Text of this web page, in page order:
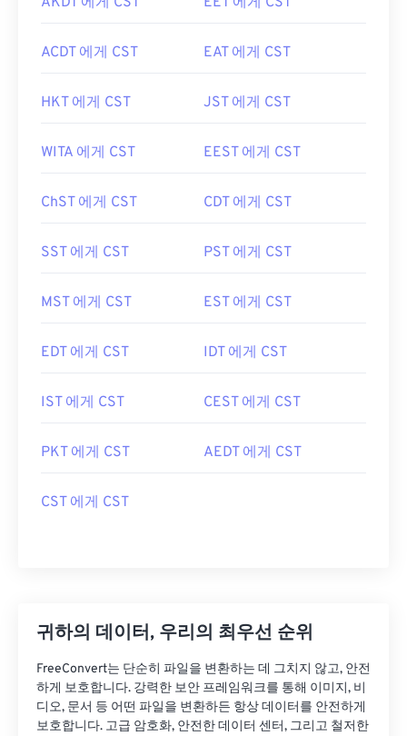
ACDT 에게 CST EAT 에게 CST
HKT 에게 CST JST 에게 CST
WITA 에게 CST EEST 에게 CST
ChST 에게 CST CDT 에게 CST
SST 에게 CST PST 에게 CST
MST 에게 CST EST 에게 CST
EDT 에게 CST IDT 에게 CST
IST 에게 CST CEST 에게 CST
PKT 에게 CST AEDT 에게 CST
CST 에게 CST
귀하의 데이터, 우리의 최우선 순위
FreeConvert는 단순히 파일을 변환하는 데 그치지 않고, 안전
하게 보호합니다. 강력한 보안 프레임워크를 통해 이미지, 비
디오, 문서 등 어떤 파일을 변환하든 항상 데이터를 안전하게
보호합니다. 고급 암호화, 안전한 데이터 센터, 그리고 철저한